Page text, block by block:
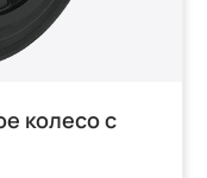
колесо с